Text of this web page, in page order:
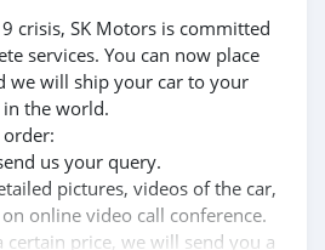
crisis, SK Motors is committed
services. You can now place
we will ship your car to your
the world.
us your query.
pictures, videos of the car,
online video call conference.
certain price, we will send you a